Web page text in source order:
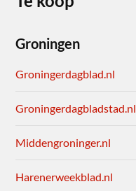
Groningen
Groningerdagblad.nl
Groningerdagbladstad.nl
Middengroninger.nl
Harenerweekblad.nl